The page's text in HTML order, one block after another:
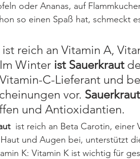
oder Ananas, auf
so einen Spaß hat, schmeckt
ist reich an Vitamin A,
Winter ist Sauerkraut
C-Lieferant und
vor. Sauerkraut
und Antioxidantien.
ist reich an Beta Carotin,
und Augen bei, unterstützt
K: Vitamin K ist wichtig für